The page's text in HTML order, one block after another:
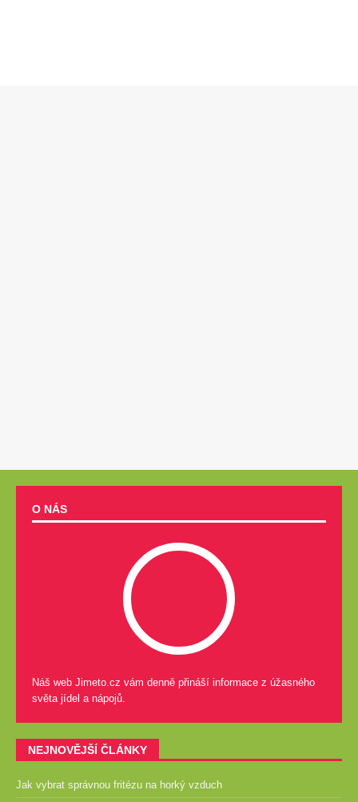
O NÁS
Náš web Jimeto.cz vám denně přináší informace z úžasného
světa jídel a nápojů.
NEJNOVĚJŠÍ ČLÁNKY
Jak vybrat správnou fritézu na horký vzduch